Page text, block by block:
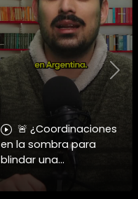
🚨 ¿Coordinaciones
en la sombra para
blindar una
candidatura
presidencial? Nuevos